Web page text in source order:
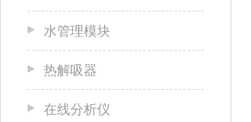
水管理模块
热解吸器
在线分析仪